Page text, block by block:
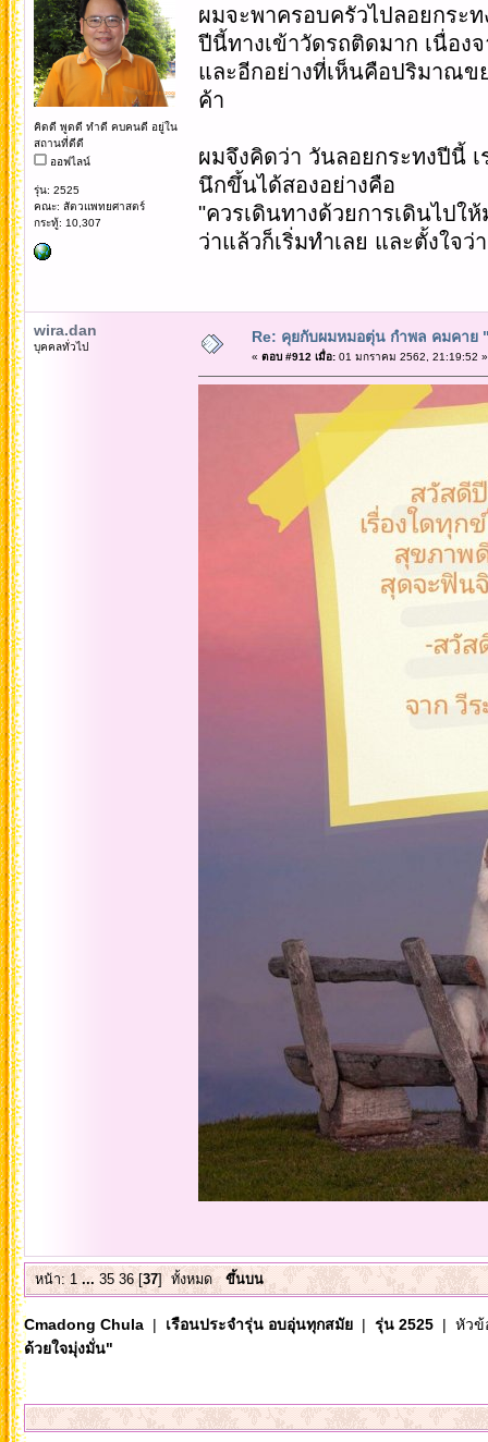
คิดดี พูดดี ทำดี คบคนดี อยู่ใน
สถานที่ดีดี
ออฟไลน์
รุ่น: 2525
คณะ: สัตวแพทยศาสตร์
กระทู้: 10,307
ผมจะพาครอบครัวไปลอยกระ
ปีนี้ทางเข้าวัดรถติดมาก เนื่อง
และอีกอย่างที่เห็นคือปริมาณข
ค้า
ผมจึงคิดว่า วันลอยกระทงปีนี้
นึกขึ้นได้สองอย่างคือ
"ควรเดินทางด้วยการเดินไป
ว่าแล้วก็เริ่มทำเลย และตั้งใจว่
wira.dan
บุคคลทั่วไป
Re: คุยกับผมหมอตุ่น กำพล คมคาย
« ตอบ #912 เมื่อ:01 มกราคม 2562, 21:19:52 »
หน้า:1 ... 35 36[37] ทั้งหมด ขึ้นบน
Cmadong Chula| เรือนประจำรุ่น อบอุ่นทุกสมัย| รุ่น 2525| หัวข้
ด้วยใจมุ่งมั่น"